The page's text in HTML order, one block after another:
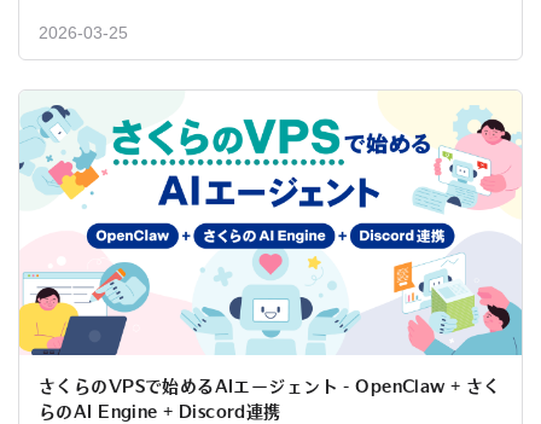
2026-03-25
さくらのVPSで始めるAIエージェント - OpenClaw + さく
らのAI Engine + Discord連携